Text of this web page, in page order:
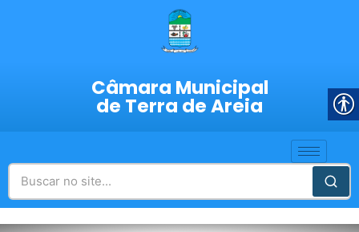
Câmara Municipal
de Terra de Areia